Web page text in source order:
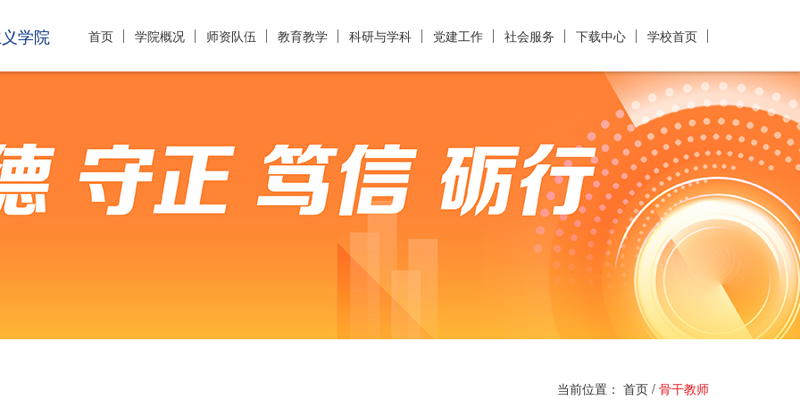
学院 首页 学院概况 师资队伍 教育教学 科研与学科 党建工作 社会服务 下载中心 学校首页
当前位置： 首页 / 骨干教师